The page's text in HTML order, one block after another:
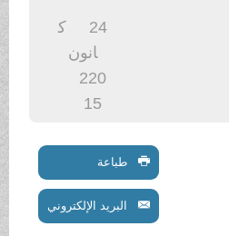
انون
220
طباعة
البريد الإلكتروني